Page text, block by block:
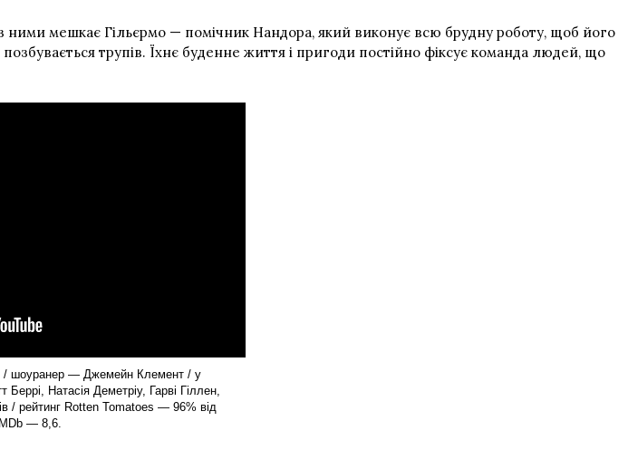
мешкає Гільєрмо — помічник Нандора, який виконує всю брудну роботу, щоб його
трупів. Їхнє буденне життя і пригоди постійно фіксує команда людей, що
/ шоуранер — Джемейн Клемент / у
Натасія Деметріу, Гарві Гіллен,
/ рейтинг Rotten Tomatoes — 96% від
— 8,6.